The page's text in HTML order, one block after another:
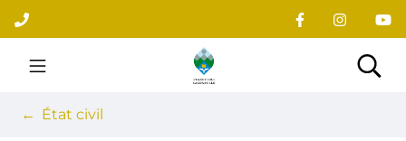
Aller
au
contenu
Site officiel du village
État civil